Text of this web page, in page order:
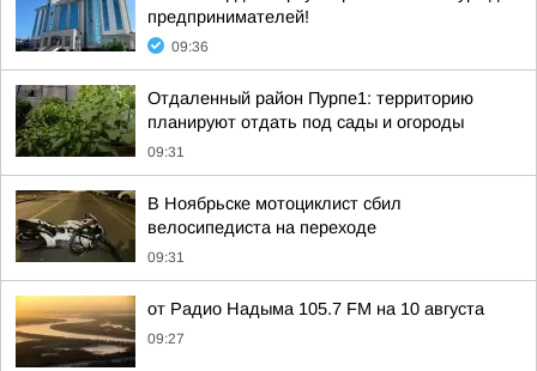
предпринимателей!
09:36
Отдаленный район Пурпе1: территорию
планируют отдать под сады и огороды
09:31
В Ноябрьске мотоциклист сбил
велосипедиста на переходе
09:31
от Радио Надыма 105.7 FM на 10 августа
09:27